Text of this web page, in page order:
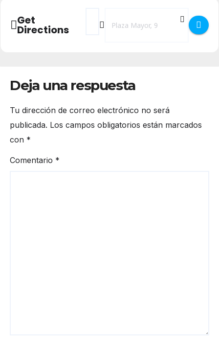
Get
Directions
Address - 'Las que limpian' en Teatro
Destination Address - 'Las que
Deja una respuesta
Tu dirección de correo electrónico no será
publicada. Los campos obligatorios están marcados
con *
Comentario *